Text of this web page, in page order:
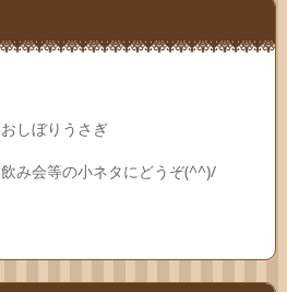
おしぼりうさぎ
飲み会等の小ネタにどうぞ(^^)/